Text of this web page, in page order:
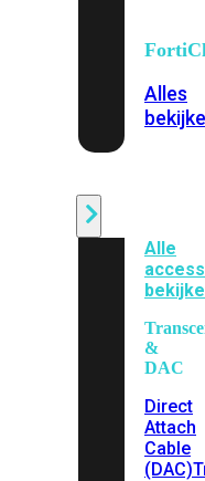
Alles
Alle
&
DAC
Direct
Attach
Cable
(DAC)